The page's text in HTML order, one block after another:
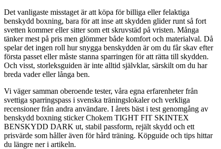
Det vanligaste misstaget är att köpa för billiga eller felaktiga
benskydd boxning, bara för att inse att skydden glider runt så fort
svetten kommer eller sitter som ett skruvstäd på vristen. Många
tänker mest på pris men glömmer både komfort och materialval. Då
spelar det ingen roll hur snygga benskydden är om du får skav efter
första passet eller måste stanna sparringen för att rätta till skydden.
Och visst, storleksguiden är inte alltid självklar, särskilt om du har
breda vader eller långa ben.
Vi väger samman oberoende tester, våra egna erfarenheter från
svettiga sparringspass i svenska träningslokaler och verkliga
recensioner från andra användare. I årets bäst i test genomgång av
benskydd boxning sticker Chokem TIGHT FIT SKINTEX
BENSKYDD DARK ut, stabil passform, rejält skydd och ett
prisvärde som håller även för hård träning. Köpguide och tips hittar
du längre ner i artikeln.